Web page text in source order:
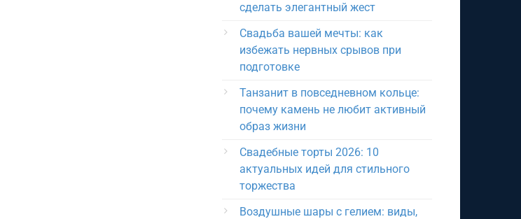
сделать элегантный жест
Свадьба вашей мечты: как
избежать нервных срывов при
подготовке
Танзанит в повседневном кольце:
почему камень не любит активный
образ жизни
Свадебные торты 2026: 10
актуальных идей для стильного
торжества
Воздушные шары с гелием: виды,